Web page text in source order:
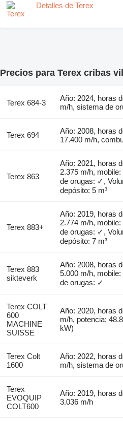
Detalles de Terex
Precios para Terex cribas
Terex 684-3
Año: 2024, horas
m/h, sistema de
Terex 694
Año: 2008, horas
17.400 m/h,
Terex 863
Año: 2021, horas
2.375 m/h,
de orugas: ✓,
depósito: 5 m³
Terex 883+
Año: 2019, horas
2.774 m/h,
de orugas: ✓,
depósito: 7 m³
Terex 883
sikteverk
Año: 2008, horas
5.000 m/h,
de orugas: ✓
Terex COLT
600
MACHINE
SUISSE
Año: 2020, horas
m/h, potencia:
kW)
Terex Colt
1600
Año: 2022, horas
m/h, sistema de
Terex
EVOQUIP
COLT600
Año: 2019, horas
3.036 m/h